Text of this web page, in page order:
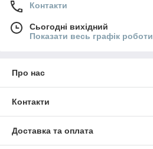
Контакти
Сьогодні вихідний
Показати весь графік роботи
Про нас
Контакти
Доставка та оплата